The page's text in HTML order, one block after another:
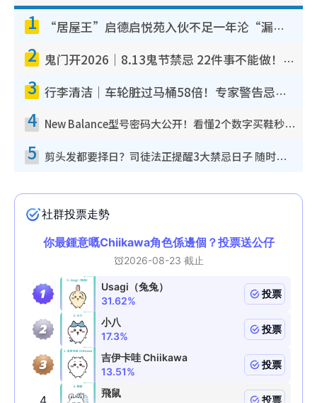
1 “居屋王”启德启悦苑入伙不足一年沦“漏水之王”！插座喷火花致大停电 多户业主全屋家电报废
2 鬼门开2026｜8.13鬼节禁忌 22件事不能做！烧肉、刺身要少食？半夜勿吹口哨/打给个电话
3 行李清洁｜车轮脏过马桶58倍！专家警告忌用酒精擦 教1招免脏手除菌
4 New Balance型号密码大公开！看懂2个数字买鞋秒知功能免中伏 附5大热门鞋款
5 剪头发都要择日？司徒法正提醒3大禁忌日子 随时剪走财运！这日剪发恐“剪寿命”？